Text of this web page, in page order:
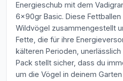
Energieschub mit dem
6x90gr Basic. Diese
Wildvögel zusammengestellt
Fette, die für ihre
kälteren Perioden,
Pack stellt sicher, dass du
um die Vögel in deinem